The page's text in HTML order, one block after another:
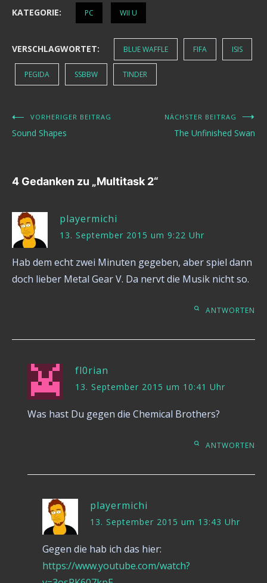
KATEGORIE: PC WII U
VERSCHLAGWORTET: BLUE WAFFLE FIFA ISIS
PEGIDA SSBBW TINDER
Beitragsnavigation
VORHERIGER BEITRAG
Sound Shapes
NÄCHSTER BEITRAG
The Unfinished Swan
4 Gedanken zu „Multitask 2“
playermichi
13. September 2015 um 9:22 Uhr
Hab dem echt zwei Minuten gegeben, aber spiel dann
doch lieber Metal Gear V. Da nervt die Musik nicht so.
ANTWORTEN
fl0rian
13. September 2015 um 10:41 Uhr
Was hast Du gegen die Chemical Brothers?
ANTWORTEN
playermichi
13. September 2015 um 13:43 Uhr
Gegen die hab ich das hier:
https://www.youtube.com/watch?